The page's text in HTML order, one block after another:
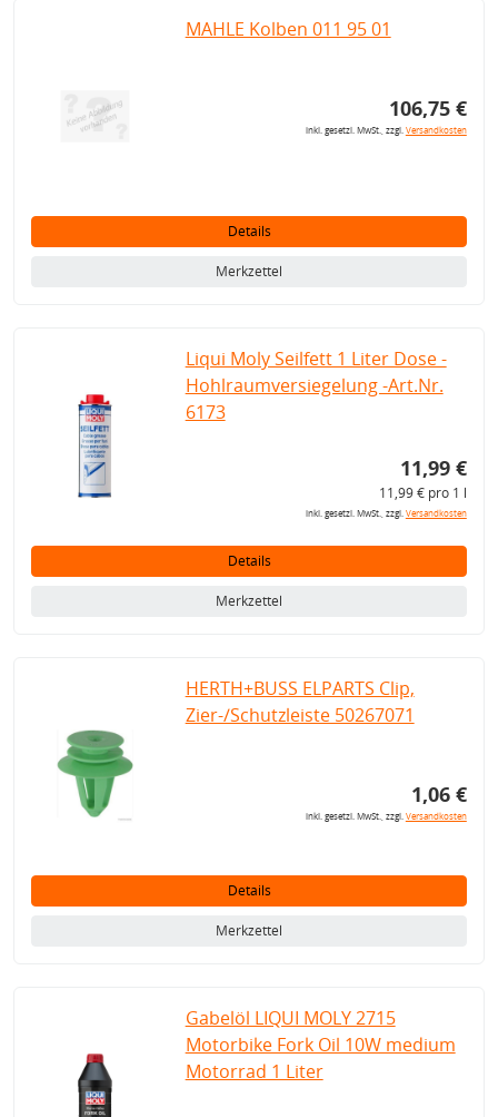
MAHLE Kolben 011 95 01
106,75 €
inkl. gesetzl. MwSt., zzgl.Versandkosten
Details
Merkzettel
Liqui Moly Seilfett 1 Liter Dose -
Hohlraumversiegelung -Art.Nr.
6173
11,99 €
11,99 € pro 1 l
inkl. gesetzl. MwSt., zzgl.Versandkosten
Details
Merkzettel
HERTH+BUSS ELPARTS Clip,
Zier-/Schutzleiste 50267071
1,06 €
inkl. gesetzl. MwSt., zzgl.Versandkosten
Details
Merkzettel
Gabelöl LIQUI MOLY 2715
Motorbike Fork Oil 10W medium
Motorrad 1 Liter